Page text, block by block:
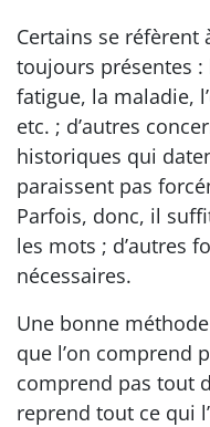
Certains se réfèrent
toujours présentes :
fatigue, la maladie,
etc. ; d’autres
historiques qui
paraissent pas
Parfois, donc, il
les mots ; d’autres
nécessaires.
Une bonne
que l’on comprend
comprend pas tout
reprend tout ce qui